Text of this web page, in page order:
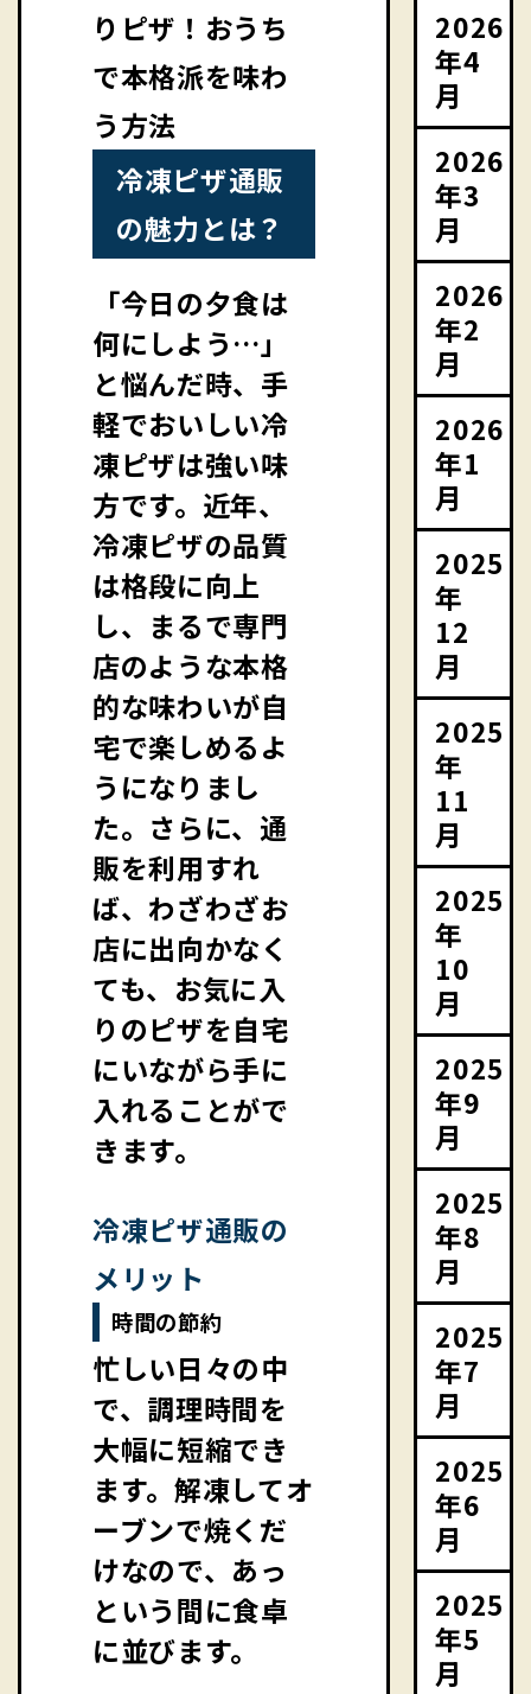
りピザ！おうち
で本格派を味わ
う方法
冷凍ピザ通販
の魅力とは？
「今日の夕食は
何にしよう…」
と悩んだ時、手
軽でおいしい冷
凍ピザは強い味
方です。近年、
冷凍ピザの品質
は格段に向上
し、まるで専門
店のような本格
的な味わいが自
宅で楽しめるよ
うになりまし
た。さらに、通
販を利用すれ
ば、わざわざお
店に出向かなく
ても、お気に入
りのピザを自宅
にいながら手に
入れることがで
きます。
冷凍ピザ通販の
メリット
時間の節約
忙しい日々の中
で、調理時間を
大幅に短縮でき
ます。解凍してオ
ーブンで焼くだ
けなので、あっ
という間に食卓
に並びます。
2026
年4
月
2026
年3
月
2026
年2
月
2026
年1
月
2025
年
12
月
2025
年
11
月
2025
年
10
月
2025
年9
月
2025
年8
月
2025
年7
月
2025
年6
月
2025
年5
月